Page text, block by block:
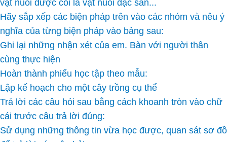
vật nuôi được coi là vật nuôi đặc sản...
Hãy sắp xếp các biện pháp trên vào các nhóm và nêu ý
nghĩa của từng biện pháp vào bảng sau:
Ghi lại những nhận xét của em. Bàn với người thân
cùng thực hiện
Hoàn thành phiếu học tập theo mẫu:
Lập kế hoạch cho một cây trồng cụ thể
Trả lời các câu hỏi sau bằng cách khoanh tròn vào chữ
cái trước câu trả lời đúng:
Sử dụng những thông tin vừa học được, quan sát sơ đồ